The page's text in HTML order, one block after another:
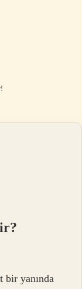
bir yanında